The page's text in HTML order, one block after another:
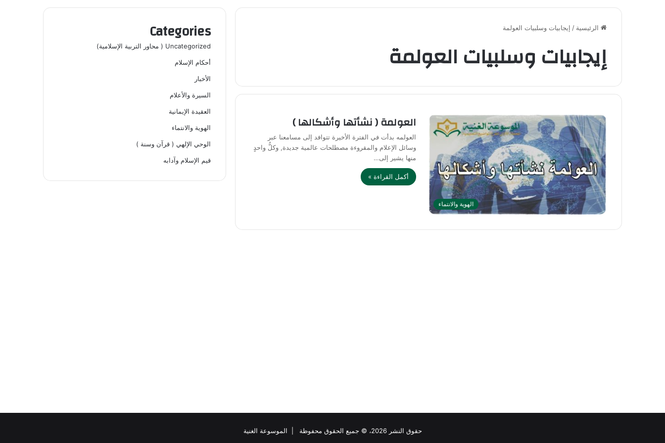
الرئيسية / إيجابيات وسلبيات العولمة
إيجابيات وسلبيات العولمة
الهوية والانتماء
العولمة ( نشأتها وأشكالها )
العولمه بدأت في الفترة الأخيرة تتوافد إلى مسامعنا عبر
وسائل الإعلام والمقروءة مصطلحات عالمية جديدة, وكلُّ واحدٍ
منها يشير إلى…
أكمل القراءة »
Categories
Uncategorized ( محاور التربية الإسلامية)
أحكام الإسلام
الأخبار
السيرة والأعلام
العقيدة الإيمانية
الهوية والانتماء
الوحي الإلهي ( قرآن وسنة )
قيم الإسلام وآدابه
حقوق النشر 2026، © جميع الحقوق محفوظة |
الموسوعة الغنية